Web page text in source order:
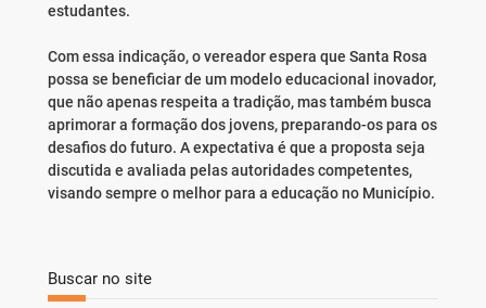
estudantes.
Com essa indicação, o vereador espera que Santa Rosa
possa se beneficiar de um modelo educacional inovador,
que não apenas respeita a tradição, mas também busca
aprimorar a formação dos jovens, preparando-os para os
desafios do futuro. A expectativa é que a proposta seja
discutida e avaliada pelas autoridades competentes,
visando sempre o melhor para a educação no Município.
Buscar no site